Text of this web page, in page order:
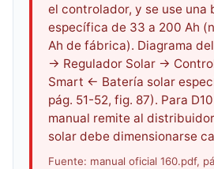
el controlador, y se use una
específica de 33 a 200 Ah
Ah de fábrica). Diagrama
→ Regulador Solar →
Smart ← Batería solar
pág. 51-52, fig. 87). Para
manual remite al
solar debe dimensionarse
Fuente: manual oficial 160.pdf,